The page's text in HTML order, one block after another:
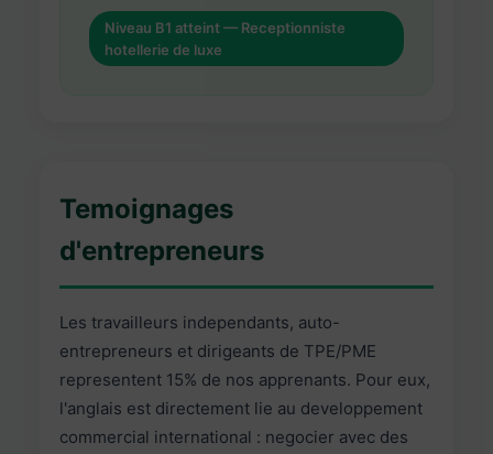
Niveau B1 atteint — Receptionniste
hotellerie de luxe
Temoignages
d'entrepreneurs
Les travailleurs independants, auto-
entrepreneurs et dirigeants de TPE/PME
representent 15% de nos apprenants. Pour eux,
l'anglais est directement lie au developpement
commercial international : negocier avec des